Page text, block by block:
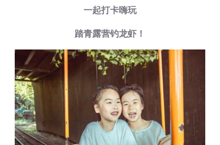
一起打卡嗨玩
踏青露营钓龙虾！